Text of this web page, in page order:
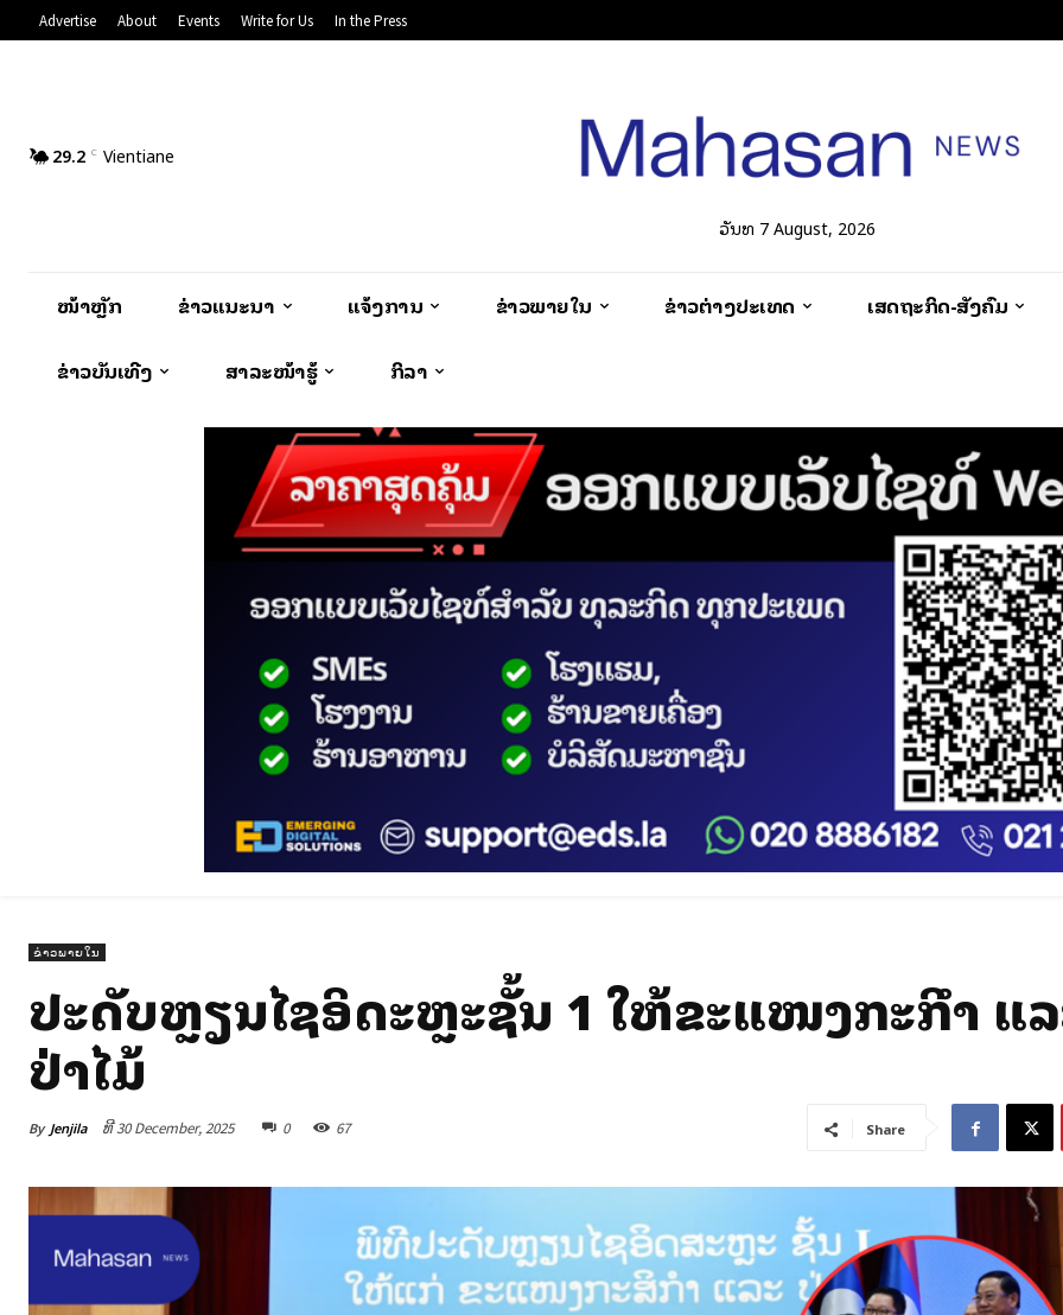
Advertise About Events Write for Us In the Press
29.2 C Vientiane
ວັນທີ 7 August, 2026
ໜ້າຫຼັກ ຂ່າວແນະນຳ ແຈ້ງການ ຂ່າວພາຍໃນ ຂ່າວຕ່າງປະເທດ ເສດຖະກິດ-ສັງຄົມ
ຂ່າວບັນເທີງ ສາລະໜ້າຮູ້ ກິລາ
ຂ່າວພາຍໃນ
ປະດັບຫຼຽນໄຊອິດສະຫຼະຊັ້ນ 1 ໃຫ້ຂະແໜງກະສິກໍາ ແ
ປ່າໄມ້
By Jenjila ທີ 30 December, 2025 0 67 Share